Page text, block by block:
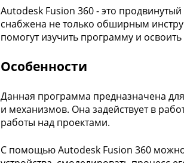
Autodesk Fusion 360 - это
снабжена не только обширным
помогут изучить программу и
Особенности
Данная программа предназначена
и механизмов. Она задействует в
работы над проектами.
С помощью Autodesk Fusion 360